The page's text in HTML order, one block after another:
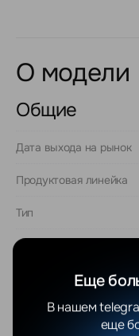
О модели
Общие
Дата выхода на рынок
Продуктовая линейка
Тип
Состояние устройства
Платформа (кодовое
Еще
В нашем
еще